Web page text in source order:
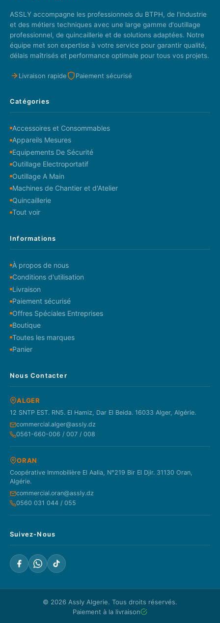
ASSLY accompagne les professionnels du BTPH, de l'industrie
et des métiers techniques avec une large gamme d'outillage
professionnel, de quincaillerie et de solutions adaptées. Notre
équipe met son expertise à votre service pour garantir qualité,
délais maîtrisés et performance optimale pour tous vos projets.
Livraison rapide Paiement sécurisé
Catégories
Accessoires et Consommables
Appareils Mesures
Equipements De Sécurité
Outillage Electroportatif
Outillage A Main
Machines de Chantier et d'Atelier
Quincaillerie
Tout voir
Informations
À propos de nous
Conditions d'utilisation
Livraison
Paiement sécurisé
Offres Spéciales Entreprises
Boutique
Toutes les marques
Panier
Nous Contacter
ALGER
12 SNTP EST. RN5. El Hamiz, Dar El Beida. 16033 Alger, Algérie.
commercial.alger@assly.dz
0561-660-006 / 007 / 008
ORAN
Coopérative Immobilière El Aalia, N°219 Bir El Djir. 31130 Oran,
Algérie.
commercial.oran@assly.dz
0560 031 044 / 055
Suivez-Nous
© 2026 Assly Algerie. Tous droits réservés.
Paiement à la livraison